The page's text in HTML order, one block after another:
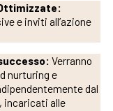
e inviti all’azione
Verranno
nurturing e
dal
incaricati alle